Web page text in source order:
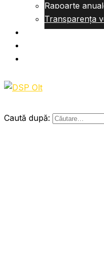
Rapoarte
Transparența
Informatii utile
Caută după: